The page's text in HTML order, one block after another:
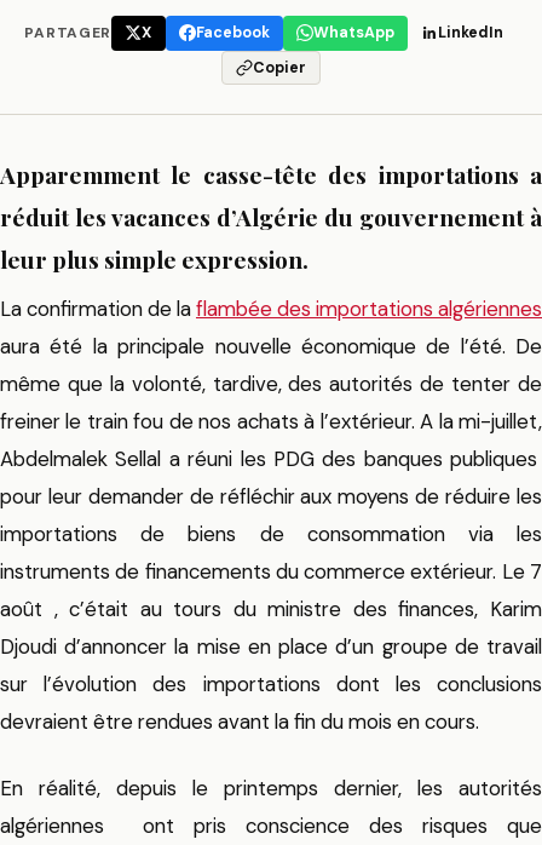
PARTAGER X Facebook WhatsApp
LinkedIn
Copier
Apparemment le casse-tête des importations a
réduit les vacances d’Algérie du gouvernement à
leur plus simple expression.
La confirmation de laflambée des importations algériennes
aura été la principale nouvelle économique de l’été. De
même que la volonté, tardive, des autorités de tenter de
freiner le train fou de nos achats à l’extérieur. A la mi-juillet,
Abdelmalek Sellal a réuni les PDG des banques publiques
pour leur demander de réfléchir aux moyens de réduire les
importations de biens de consommation via les
instruments de financements du commerce extérieur. Le 7
août , c’était au tours du ministre des finances, Karim
Djoudi d’annoncer la mise en place d’un groupe de travail
sur l’évolution des importations dont les conclusions
devraient être rendues avant la fin du mois en cours.
En réalité, depuis le printemps dernier, les autorités
algériennes ont pris conscience des risques que